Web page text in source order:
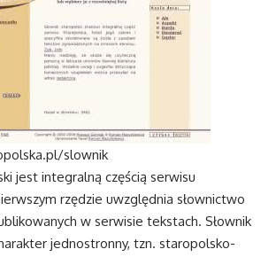
slownik
jest integralną częścią serwisu
rzędzie uwzględnia słownictwo
w serwisie tekstach. Słownik
jednostronny, tzn. staropolsko-